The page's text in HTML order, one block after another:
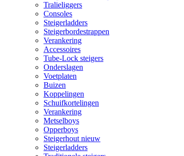
Tralieliggers
Consoles
Steigerladders
Steigerbordestrappen
Verankering
Accessoires
Tube-Lock steigers
Onderslagen
Voetplaten
Buizen
Koppelingen
Schuifkortelingen
Verankering
Metselboys
Opperboys
Steigerhout nieuw
Steigerladders